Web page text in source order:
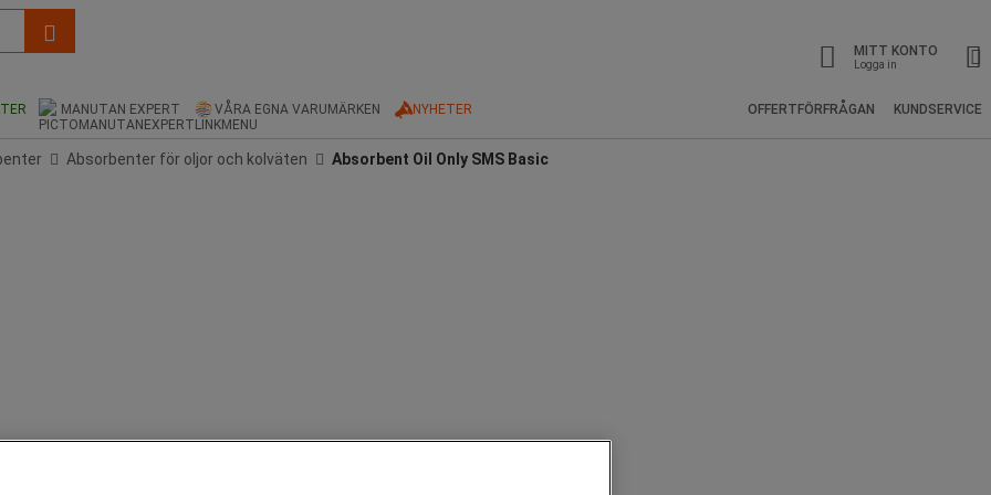
MITT KONTO
Logga in
MANUTAN EXPERT VÅRA EGNA VARUMÄRKEN NYHETER OFFERTFÖRFRÅGAN KUNDSERVICE
Absorbenter för oljor och kolväten Absorbent Oil Only SMS Basic